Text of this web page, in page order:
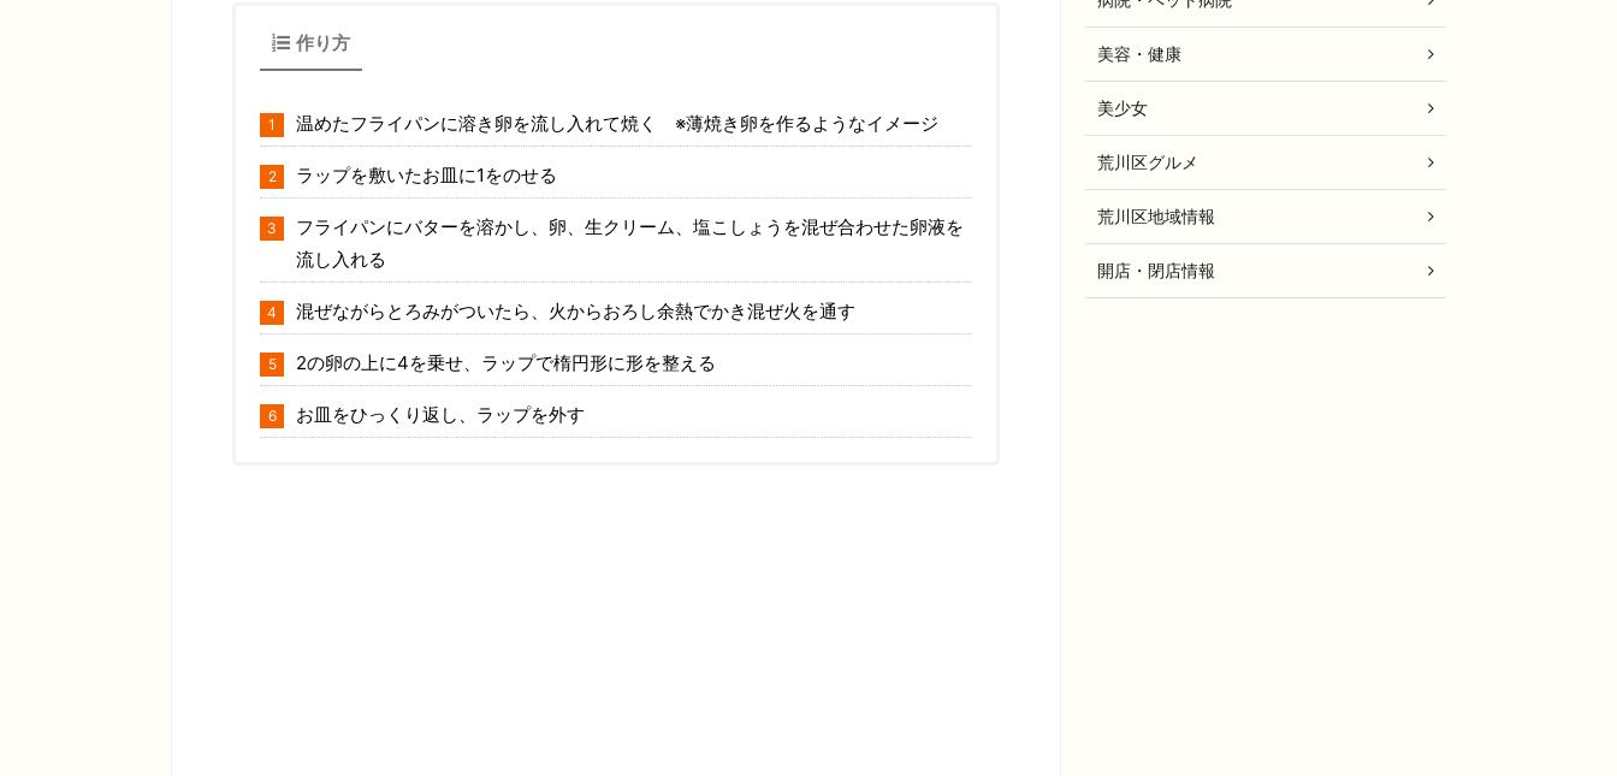
作り方
温めたフライパンに溶き卵を流し入れて焼く ※薄焼き卵を作るようなイメージ
ラップを敷いたお皿に1をのせる
フライパンにバターを溶かし、卵、生クリーム、塩こしょうを混ぜ合わせた卵液を
流し入れる
混ぜながらとろみがついたら、火からおろし余熱でかき混ぜ火を通す
2の卵の上に4を乗せ、ラップで楕円形に形を整える
お皿をひっくり返し、ラップを外す
美容・健康
美少女
荒川区グルメ
荒川区地域情報
開店・閉店情報